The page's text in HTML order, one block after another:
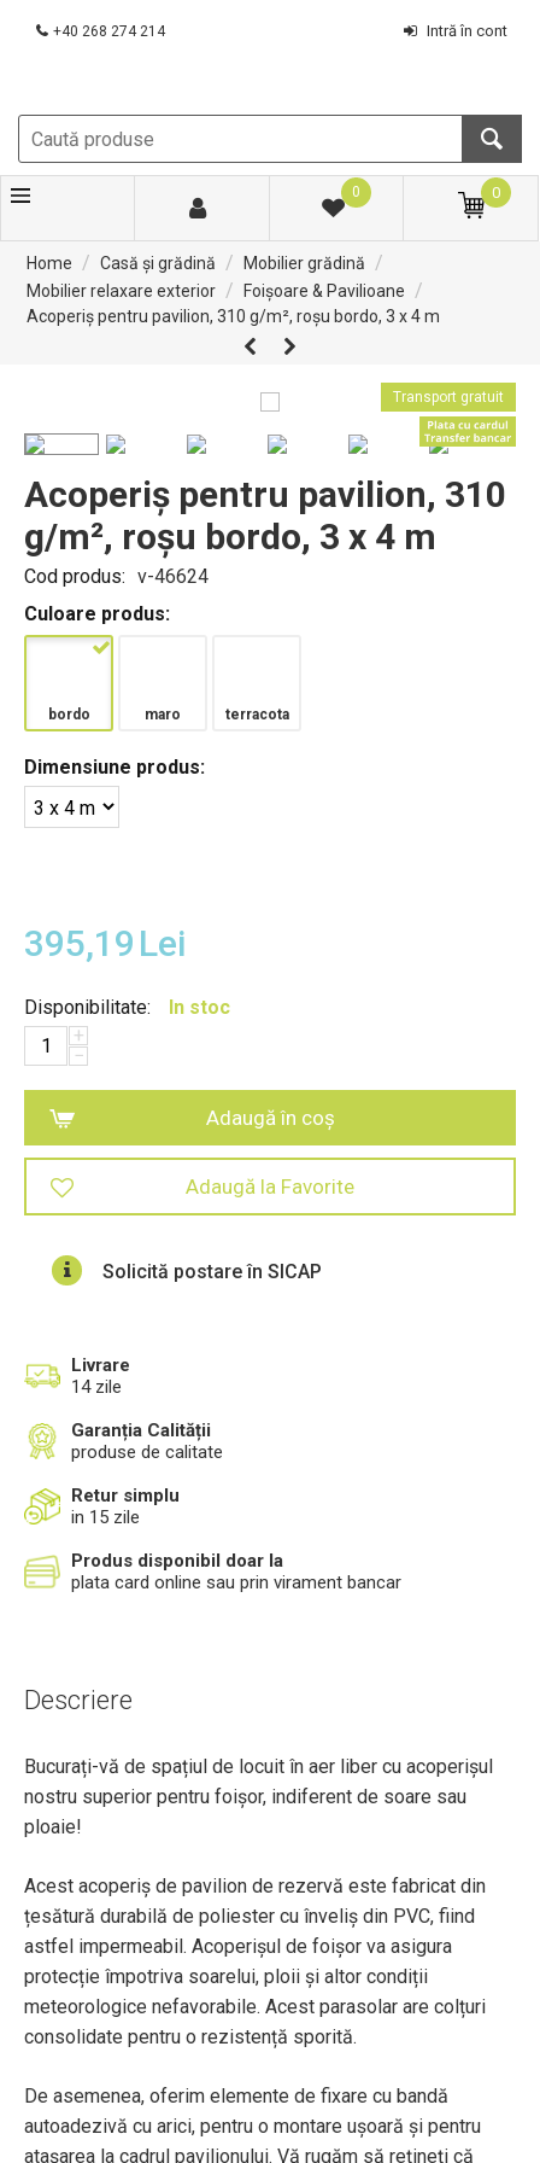
+40 268 274 214 Intră în cont
0 0
Home / Casă și grădină / Mobilier grădină /
Mobilier relaxare exterior / Foişoare & Pavilioane /
Acoperiș pentru pavilion, 310 g/m², roșu bordo, 3 x 4 m
Transport gratuit
Acoperiș pentru pavilion, 310
g/m², roșu bordo, 3 x 4 m
Cod produs: v-46624
Culoare produs:
bordo maro terracota
Dimensiune produs:
395,19 Lei
Disponibilitate:
In stoc
+
−
Adaugă în coș
Adaugă la Favorite
Solicită postare în SICAP
Livrare
14 zile
Garanția Calității
produse de calitate
Retur simplu
in 15 zile
Produs disponibil doar la
plata card online sau prin virament bancar
Descriere
Bucurați-vă de spațiul de locuit în aer liber cu acoperișul
nostru superior pentru foișor, indiferent de soare sau
ploaie!
Acest acoperiș de pavilion de rezervă este fabricat din
țesătură durabilă de poliester cu înveliș din PVC, fiind
astfel impermeabil. Acoperișul de foișor va asigura
protecție împotriva soarelui, ploii și altor condiții
meteorologice nefavorabile. Acest parasolar are colțuri
consolidate pentru o rezistență sporită.
De asemenea, oferim elemente de fixare cu bandă
autoadezivă cu arici, pentru o montare ușoară și pentru
atașarea la cadrul pavilionului. Vă rugăm să rețineți că